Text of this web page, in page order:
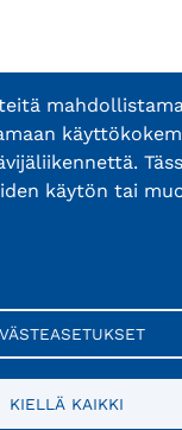
käytön tai
KIELLÄ KAIKKI